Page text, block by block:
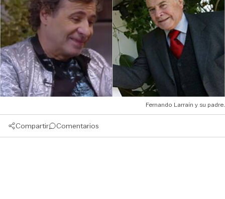
Fernando Larraín y su padre.
Compartir Comentarios